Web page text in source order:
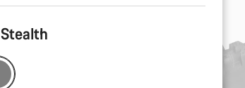
Stealth